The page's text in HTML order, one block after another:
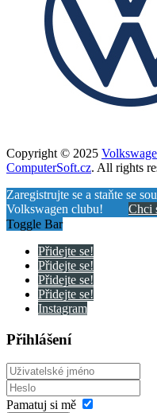
Copyright © 2025
ComputerSoft.cz. All rights
Zaregistrujte se a staňte se
Volkswagen clubu! Chci
Toggle Bar
Přidejte se!
Přidejte se!
Přidejte se!
Přidejte se!
Instagram
Přihlášení
Pamatuj si mě